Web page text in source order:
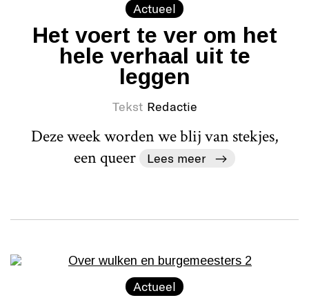
Actueel
Het voert te ver om het
hele verhaal uit te
leggen
Tekst Redactie
Deze week worden we blij van stekjes,
een queer
Lees meer
Actueel